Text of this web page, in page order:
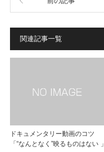
関連記事一覧
ドキュメンタリー動画のコツ
「“なんとなく”映るものはない 」